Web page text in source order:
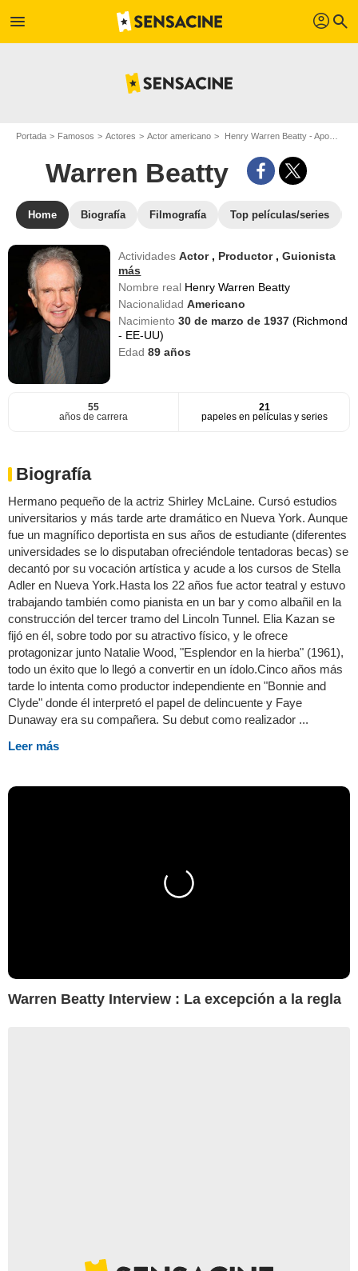
menu profil search
Portada Famosos Actores Actor americano Henry Warren Beatty - Apodo : Warren Beatty
Warren Beatty
Home Biografía Filmografía Top películas/series
ActividadesActor , Productor ,Guionista
más
Nombre real Henry Warren Beatty
NacionalidadAmericano
Nacimiento30 de marzo de 1937(Richmond
- EE-UU)
Edad89 años
55
años de carrera
21
papeles en películas y series
Biografía
Hermano pequeño de la actriz Shirley McLaine. Cursó estudios
universitarios y más tarde arte dramático en Nueva York. Aunque
fue un magnífico deportista en sus años de estudiante (diferentes
universidades se lo disputaban ofreciéndole tentadoras becas) se
decantó por su vocación artística y acude a los cursos de Stella
Adler en Nueva York.Hasta los 22 años fue actor teatral y estuvo
trabajando también como pianista en un bar y como albañil en la
construcción del tercer tramo del Lincoln Tunnel. Elia Kazan se
fijó en él, sobre todo por su atractivo físico, y le ofrece
protagonizar junto Natalie Wood, "Esplendor en la hierba" (1961),
todo un éxito que lo llegó a convertir en un ídolo.Cinco años más
tarde lo intenta como productor independiente en "Bonnie and
Clyde" donde él interpretó el papel de delincuente y Faye
Dunaway era su compañera. Su debut como realizador ...
Leer más
Warren Beatty Interview : La excepción a la regla